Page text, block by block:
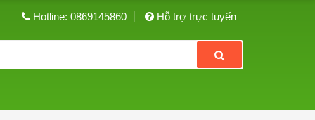
Hotline: 0869145860 Hỗ trợ trực tuyến